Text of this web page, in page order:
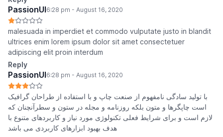
PassionUI6:28 pm - August 16, 2020
malesuada in imperdiet et commodo vulputate justo in blandit
ultrices enim lorem ipsum dolor sit amet consectetuer
adipiscing elit proin interdum
Reply
PassionUI6:28 pm - August 16, 2020
با تولید سادگی نامفهوم از صنعت چاپ و با استفاده از طراحان گرافیک
است چاپگرها و متون بلکه روزنامه و مجله در ستون و سطرآنچنان که
لازم است و برای شرایط فعلی تکنولوژی مورد نیاز و کاربردهای متنوع با
هدف بهبود ابزارهای کاربردی می باشد